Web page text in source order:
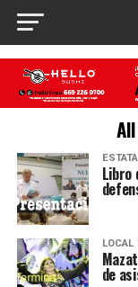
Libro
LOCAL
de